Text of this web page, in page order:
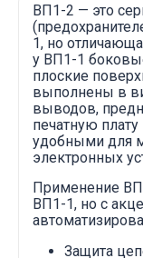
ВП1-2 — это
1, но
у ВП1-1
плоские
выполнены в
выводов,
печатную
удобными для
электронных
Применение
ВП1-1, но с
Защита